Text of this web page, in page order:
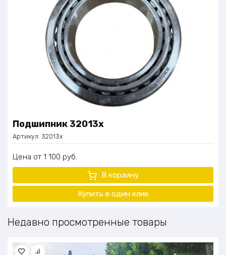
Подшипник 32013х
Артикул: 32013х
Цена 1 100 руб.
В корзину
Купить в один клик
Недавно просмотренные товары